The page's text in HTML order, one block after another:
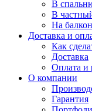
В
В
На балкон
Доставка и
Как
Доставка
Оплата и
О компании
Гарантия